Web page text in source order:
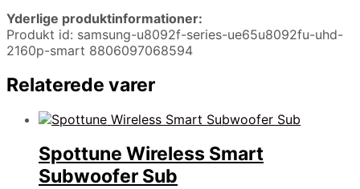
Yderlige produktinformationer:
Produkt id: samsung-u8092f-series-ue65u8092fu-uhd-
2160p-smart 8806097068594
Relaterede varer
Spottune Wireless Smart
Subwoofer Sub